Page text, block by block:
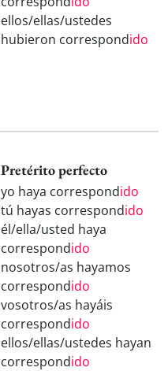
ellos/ellas/ustedes
hubieron correspondido
Pretérito perfecto
yo haya correspondido
tú hayas correspondido
él/ella/usted haya
correspondido
nosotros/as hayamos
correspondido
vosotros/as hayáis
correspondido
ellos/ellas/ustedes hayan
correspondido